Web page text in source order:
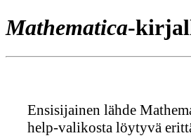
Mathematica-
Ensisijainen lähde
help-valikosta löytyvä